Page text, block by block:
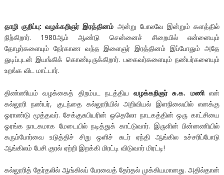
தாழி குறிப்பு: வழக்கறிஞர் இரத்தினம் அன்று போலவே இன்றும் களத்தில்
நிற்கிறார். 1980ஆம் ஆண்டு சென்னைச் சிறையில் என்னையும்
தோழர்களையும் நேர்காண வந்த இளைஞர் இரத்தினம் இப்போதும் அதே
துடிப்புடன் இயங்கிக் கொண்டிருக்கிறார். பகைவர்களையும் நண்பர்களையும்
உறங்க விட மாட்டார்.
திண்ணியம் வழக்கைத் திறம்பட நடத்தியவழக்கறிஞர் சு.க. மணிஎன்
கல்லூரி நண்பர், குடந்தை கல்லூரியில் அறிவியல் இளநிலையில் எனக்கு
ஓராண்டு மூத்தவர். சேக்குசுபியரின் ஒதெலோ நாடகத்தின் ஒரு காட்சியை
ஓரங்க நாடகமாக மேடையில் நடித்துக் காட்டுவார். இருளின் பின்னணியில்
கரும்போர்வை உடுத்திச் சிறு ஒளிச் சுடர் ஏந்தி ஆங்கில உச்சரிப்போடு
ஆங்கிலம் பேசி குரல் ஏற்றி இறக்கி மிரட்டி விடுவார் மிரட்டி!
கல்லூரித் தேர்தலில் ஆங்கிலப் பேரவைத் தேர்தல் முக்கியமானது. அதில்தான்